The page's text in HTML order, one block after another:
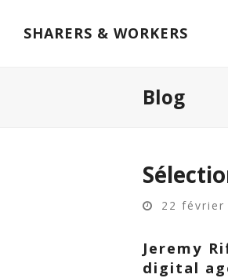
SHARERS & WORKERS
Blog
22 février
Jeremy
digital